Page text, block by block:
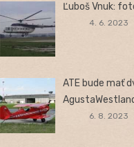
Ľuboš Vnuk:
4. 6. 2023
ATE bude mať
6. 8. 2023